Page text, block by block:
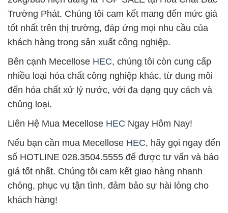
Trường Phát. Chúng tôi cam kết mang đến mức giá
tốt nhất trên thị trường, đáp ứng mọi nhu cầu của
khách hàng trong sản xuất công nghiệp.
Bên cạnh Mecellose HEC, chúng tôi còn cung cấp
nhiều loại hóa chất công nghiệp khác, từ dung môi
đến hóa chất xử lý nước, với đa dạng quy cách và
chủng loại.
Liên Hệ Mua Mecellose HEC Ngay Hôm Nay!
Nếu bạn cần mua Mecellose HEC, hãy gọi ngay đến
số HOTLINE 028.3504.5555 để được tư vấn và báo
giá tốt nhất. Chúng tôi cam kết giao hàng nhanh
chóng, phục vụ tận tình, đảm bảo sự hài lòng cho
khách hàng!